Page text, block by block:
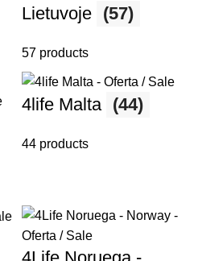
Lietuvoje (57)
57 products
4life Malta (44)
44 products